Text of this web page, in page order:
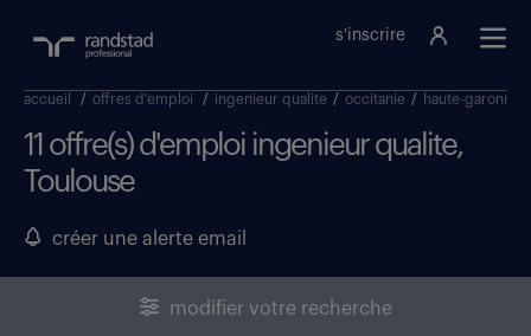
s'inscrire
accueil / offres d'emploi / ingenieur qualite / occitanie / haute-garonne
11 offre(s) d'emploi ingenieur qualite,
Toulouse
créer une alerte email
modifier votre recherche